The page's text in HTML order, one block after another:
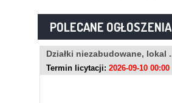
POLECANE OGŁOSZENIA
Działki niezabudowane, lokal
Termin licytacji: 2026-09-10 00:00